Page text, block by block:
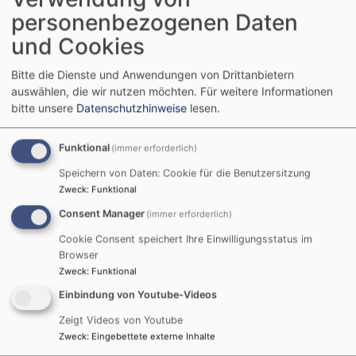
Startseite Jugendgruppe
Jugendgruppe
Herzlich Willkommen
auf der Internetseite der Pfarrei Nähermemmingen-
Baldingen.
Die Pfarrei umfasst die beiden Kirchengemeinden
Nähermemmingen mit Holheim
personenbezogenen Daten
und Cookies
Bitte die Dienste und Anwendungen von Drittanbietern
auswählen, die wir nutzen möchten. Für weitere Informationen
bitte unsere Datenschutzhinweise lesen.
Funktional (immer erforderlich)
Speichern von Daten: Cookie für die Benutzersitzung
Zweck: Funktional
Consent Manager (immer erforderlich)
Cookie Consent speichert Ihre Einwilligungsstatus im
Browser
Zweck: Funktional
Einbindung von Youtube-Videos
Zeigt Videos von Youtube
Zweck: Eingebettete externe Inhalte